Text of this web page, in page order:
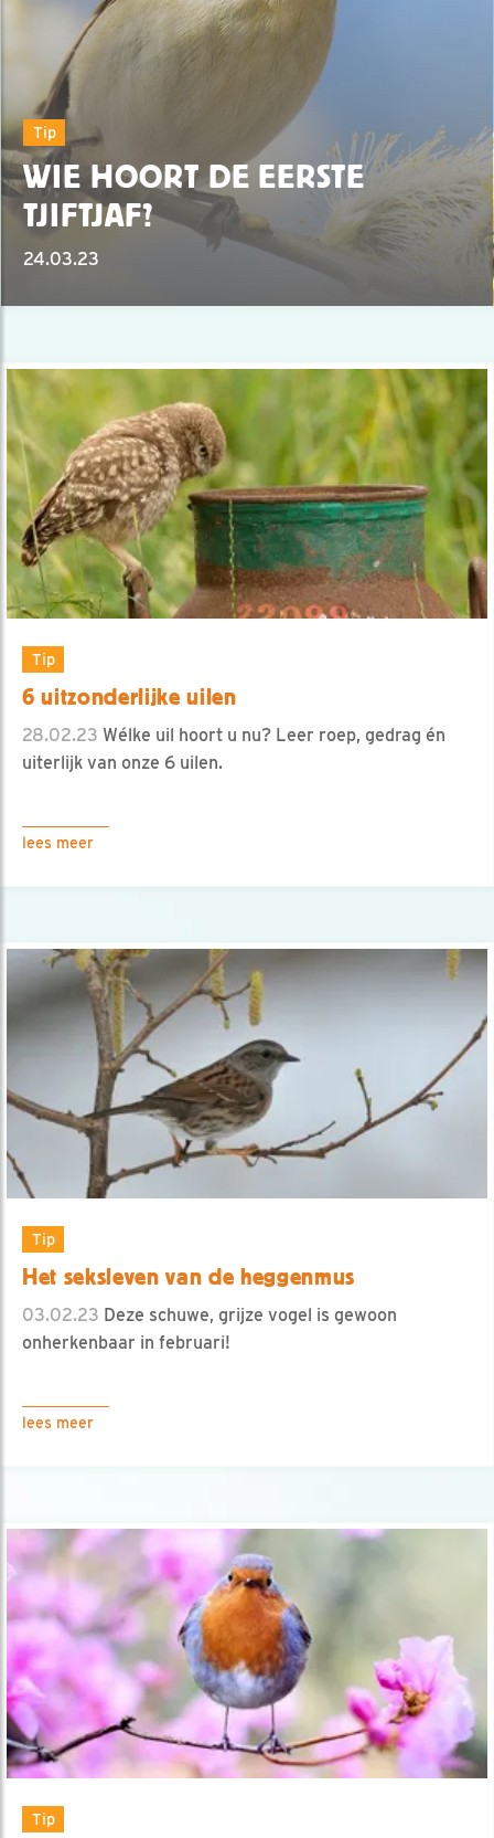
Tip
WIE HOORT DE EERSTE
TJIFTJAF?
24.03.23
Tip
6 uitzonderlijke uilen
28.02.23 Wélke uil hoort u nu? Leer roep, gedrag én
uiterlijk van onze 6 uilen.
lees meer
Tip
Het seksleven van de heggenmus
03.02.23 Deze schuwe, grijze vogel is gewoon
onherkenbaar in februari!
lees meer
Tip